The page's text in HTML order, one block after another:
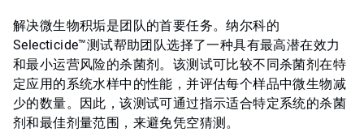
解决微生物积垢是团队的首要任务。纳尔科的
Selecticide™测试帮助团队选择了一种具有最高潜在效力
和最小运营风险的杀菌剂。该测试可比较不同杀菌剂在特
定应用的系统水样中的性能，并评估每个样品中微生物减
少的数量。因此，该测试可通过指示适合特定系统的杀菌
剂和最佳剂量范围，来避免凭空猜测。